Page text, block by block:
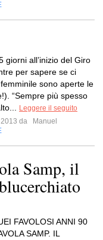
giorni all’inizio del Giro
per sapere se ci
sono aperte le
“Sempre più spesso
Leggere il seguito
2013 da
Manuel
Samp, il
FAVOLOSI ANNI 90
SAMP. IL